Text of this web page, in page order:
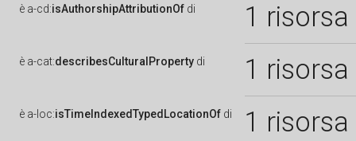
è a-cd:isAuthorshipAttributionOf di 1 risorsa
è a-cat:describesCulturalProperty di 1 risorsa
è a-loc:isTimeIndexedTypedLocationOf di 1 risorsa